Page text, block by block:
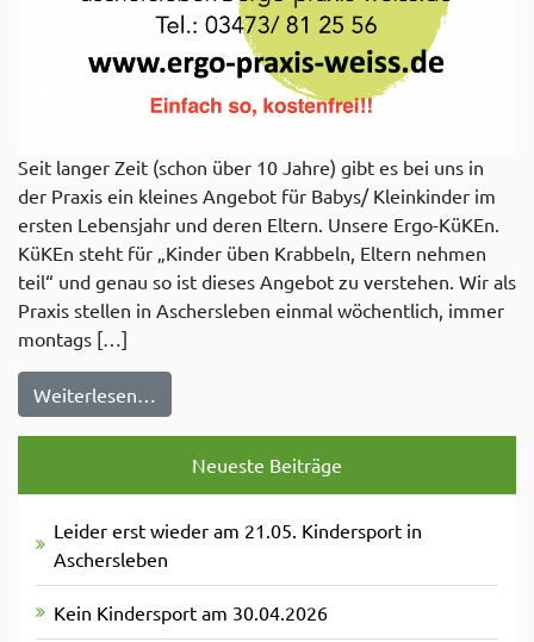
Seit langer Zeit (schon über 10 Jahre) gibt es bei uns in
der Praxis ein kleines Angebot für Babys/ Kleinkinder im
ersten Lebensjahr und deren Eltern. Unsere Ergo-KüKEn.
KüKEn steht für „Kinder üben Krabbeln, Eltern nehmen
teil“ und genau so ist dieses Angebot zu verstehen. Wir als
Praxis stellen in Aschersleben einmal wöchentlich, immer
montags […]
Weiterlesen…
Neueste Beiträge
Leider erst wieder am 21.05. Kindersport in
Aschersleben
Kein Kindersport am 30.04.2026